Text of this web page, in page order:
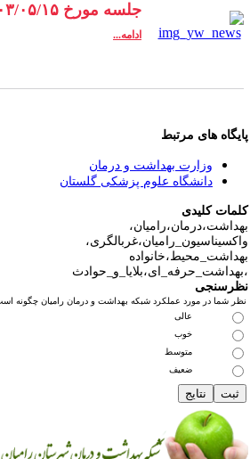
جلسه مورخ ۱۴۰۳/۰۵/۱۵
ادامه...
های مرتبط
وزارت بهداشت و درمان
دانشگاه علوم پزشکی گلستان
کلیدی
شما در مورد عملکرد شبکه بهداشت و درمان رامیان چگونه است؟
عالی
خوب
متوسط
ضعیف